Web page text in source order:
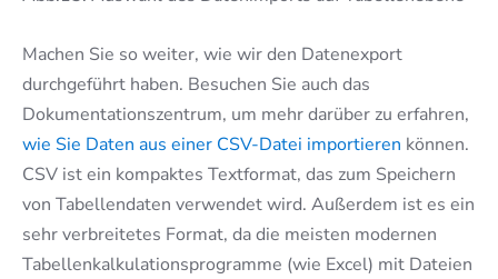
Machen Sie so weiter, wie wir den Datenexport
durchgeführt haben. Besuchen Sie auch das
Dokumentationszentrum, um mehr darüber zu erfahren,
wie Sie Daten aus einer CSV-Datei importieren können.
CSV ist ein kompaktes Textformat, das zum Speichern
von Tabellendaten verwendet wird. Außerdem ist es ein
sehr verbreitetes Format, da die meisten modernen
Tabellenkalkulationsprogramme (wie Excel) mit Dateien